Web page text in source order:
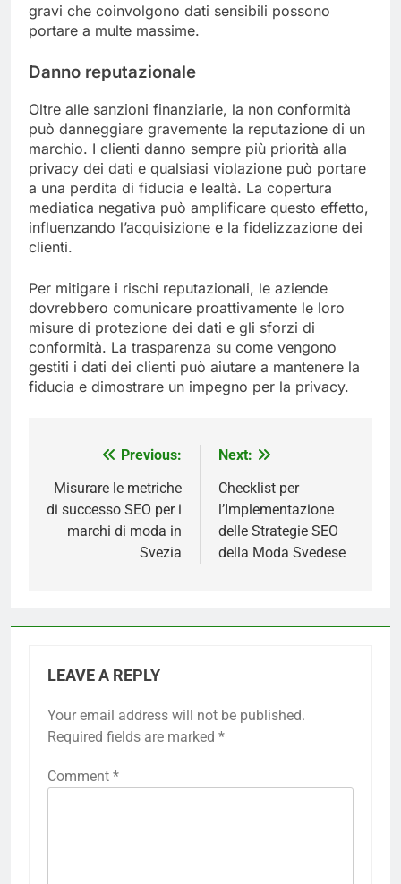
gravi che coinvolgono dati sensibili possono
portare a multe massime.
Danno reputazionale
Oltre alle sanzioni finanziarie, la non conformità
può danneggiare gravemente la reputazione di un
marchio. I clienti danno sempre più priorità alla
privacy dei dati e qualsiasi violazione può portare
a una perdita di fiducia e lealtà. La copertura
mediatica negativa può amplificare questo effetto,
influenzando l’acquisizione e la fidelizzazione dei
clienti.
Per mitigare i rischi reputazionali, le aziende
dovrebbero comunicare proattivamente le loro
misure di protezione dei dati e gli sforzi di
conformità. La trasparenza su come vengono
gestiti i dati dei clienti può aiutare a mantenere la
fiducia e dimostrare un impegno per la privacy.
navigation
Previous:
Misurare le metriche
di successo SEO per i
marchi di moda in
Svezia
Next:
Checklist per
l’Implementazione
delle Strategie SEO
della Moda Svedese
LEAVE A REPLY
Your email address will not be published.
Required fields are marked *
Comment *